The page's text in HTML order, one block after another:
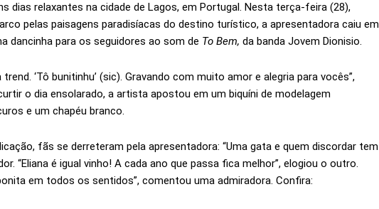
dias relaxantes na cidade de Lagos, em Portugal. Nesta terça-feira (28),
pelas paisagens paradisíacas do destino turístico, a apresentadora caiu em
dancinha para os seguidores ao som de To Bem, da banda Jovem Dionisio.
‘Tô bunitinhu’ (sic). Gravando com muito amor e alegria para vocês”,
o dia ensolarado, a artista apostou em um biquíni de modelagem
e um chapéu branco.
fãs se derreteram pela apresentadora: “Uma gata e quem discordar tem
“Eliana é igual vinho! A cada ano que passa fica melhor”, elogiou o outro.
em todos os sentidos”, comentou uma admiradora. Confira: